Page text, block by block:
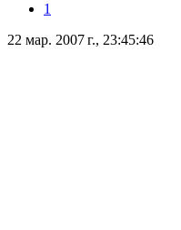
1
22 мар. 2007 г., 23:45:46